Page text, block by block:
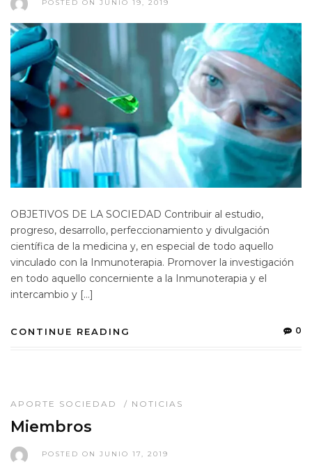
POSTED ON JUNIO 19, 2019
OBJETIVOS DE LA SOCIEDAD Contribuir al estudio,
progreso, desarrollo, perfeccionamiento y divulgación
científica de la medicina y, en especial de todo aquello
vinculado con la Inmunoterapia. Promover la investigación
en todo aquello concerniente a la Inmunoterapia y el
intercambio y […]
CONTINUE READING 0
APORTE SOCIEDAD / NOTICIAS
Miembros
POSTED ON JUNIO 17, 2019